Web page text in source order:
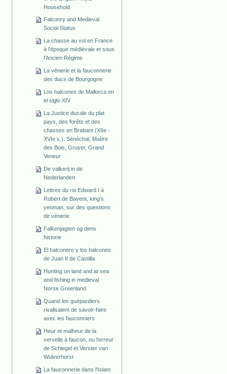
Household
Falconry and Medieval
Social Status
La chasse au vol en France
à l'époque médiévale et sous
l'Ancien Régime
La vénerie et la fauconnerie
des ducs de Bourgogne
Los halcones de Mallorca en
el siglo XIV
La Justice ducale du plat
pays, des forêts et des
chasses en Brabant (XIIe -
XVIe s.). Sénéchal, Maître
des Bois, Gruyer, Grand
Veneur
De valkerij in de
Nederlanden
Lettres du roi Edward I à
Robert de Bavent, king's
yeoman, sur des questions
de vénerie
Falkenjagten og dens
historie
El halconero y los halcones
de Juan II de Castilla
Hunting on land and at sea
and fishing in medieval
Norse Greenland
Quand les guépardiers
rivalisaient de savoir-faire
avec les fauconniers
Heur et malheur de la
vervelle à faucon, ou l'erreur
de Schlegel et Verster van
Wulverhorst
La fauconnerie dans l'Islam